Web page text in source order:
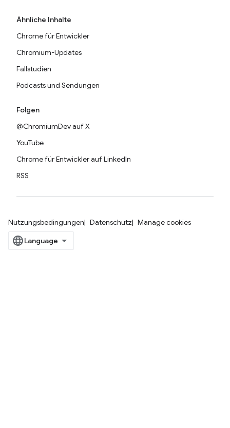
Ähnliche Inhalte
Chrome für Entwickler
Chromium-Updates
Fallstudien
Podcasts und Sendungen
Folgen
@ChromiumDev auf X
YouTube
Chrome für Entwickler auf LinkedIn
RSS
Nutzungsbedingungen Datenschutz Manage cookies